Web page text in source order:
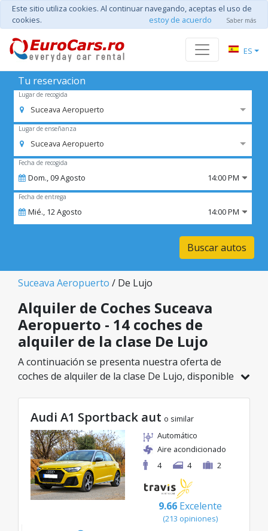
Este sitio utiliza cookies. Al continuar navegando, aceptas el uso de
cookies.
estoy de acuerdo Saber más
ES
Tu reservacion
Lugar de recogida
Suceava Aeropuerto
Lugar de enseñanza
Suceava Aeropuerto
Fecha de recogida
Dom.,09Agosto 14:00 PM
Fecha de entrega
Mié., 12Agosto 14:00 PM
Buscar autos
Suceava Aeropuerto / De Lujo
Alquiler de Coches Suceava
Aeropuerto - 14 coches de
alquiler de la clase De Lujo
A continuación se presenta nuestra oferta de
coches de alquiler de la clase De Lujo, disponible
modelo ideal de la categoría seleccionada, con
tarifas excelentes desde solo 39€/día.
Audi A1 Sportback aut o similar
Automático
Aire acondicionado
4
4 2
9.66 Excelente
(213 opiniones)